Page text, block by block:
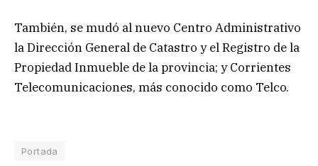
También, se mudó al nuevo Centro Administrativo
la Dirección General de Catastro y el Registro de la
Propiedad Inmueble de la provincia; y Corrientes
Telecomunicaciones, más conocido como Telco.
Portada